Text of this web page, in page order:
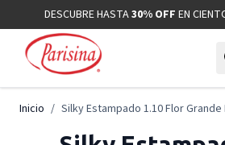
Ir al contenidoDESCUBRE HASTA30% OFF EN
Inicio / Silky Estampado 1.10 Flor Grande